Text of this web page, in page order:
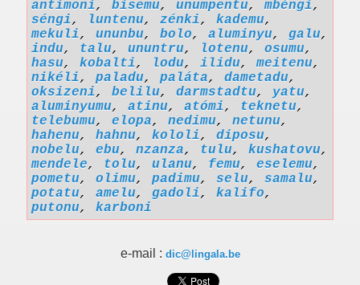
antimoni, bisemu, unumpentu,mbéngi,
séngi, luntenu, zénki, kademu,
mekuli, ununbu, bolo, aluminyu, galu,
indu, talu, ununtru, lotenu, osumu,
hasu, kobalti, lodu, ilidu,meitenu,
nikéli, paladu, paláta, dametadu,
oksizeni, belilu, darmstadtu, yatu,
aluminyumu, atinu, atómi, teknetu,
telebumu, elopa, nedimu, netunu,
hahenu, hahnu, kololi, diposu,
nobelu, ebu, nzanza, tulu, kushatovu,
mendele, tolu, ulanu, femu, eselemu,
pometu, olimu, padimu, selu, samalu,
potatu, amelu, gadoli, kalifo,
putonu, karboni
e-mail : dic@lingala.be